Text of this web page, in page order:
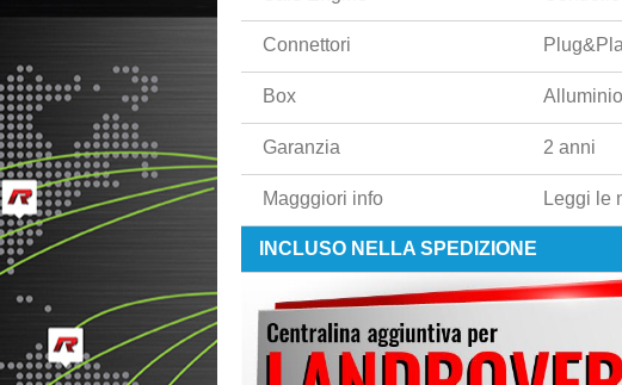
Connettori
Box
Garanzia 2 anni
Magggiori info Leggi le
INCLUSO NELLA SPEDIZIONE